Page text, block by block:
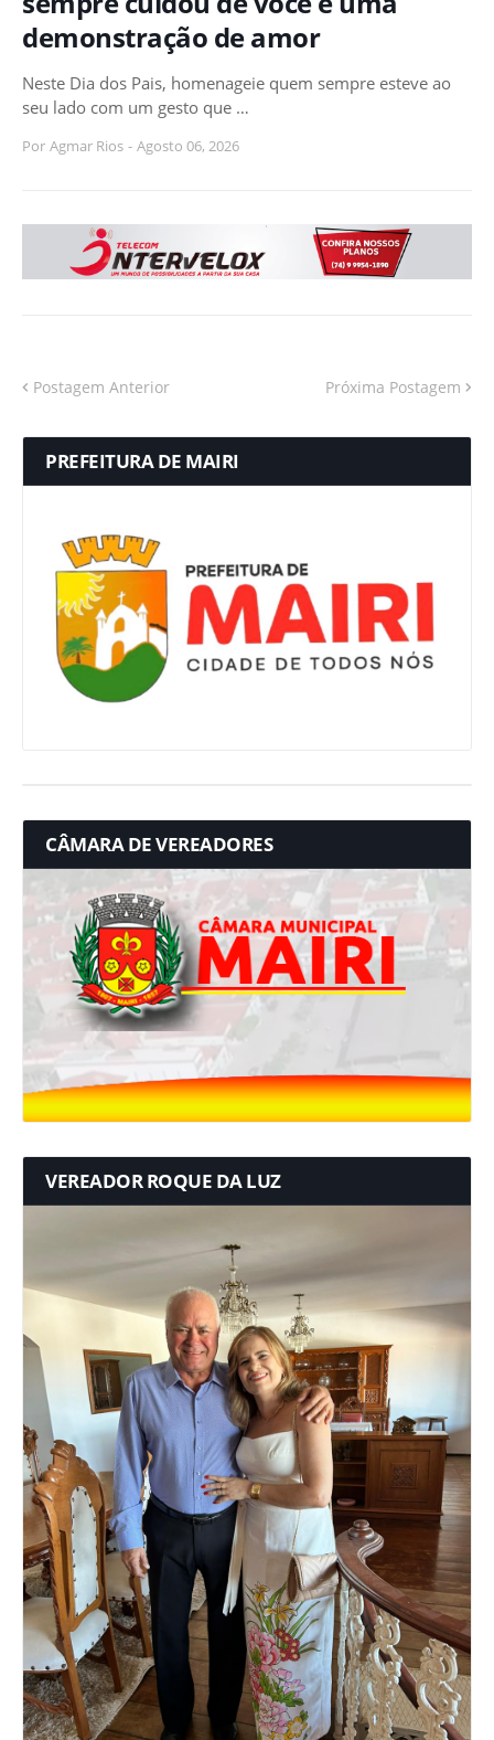
demonstração de amor
Neste Dia dos Pais, homenageie quem sempre esteve ao
seu lado com um gesto que …
Por Agmar Rios - Agosto 06, 2026
Postagem Anterior Próxima Postagem
PREFEITURA DE MAIRI
CÂMARA DE VEREADORES
VEREADOR ROQUE DA LUZ